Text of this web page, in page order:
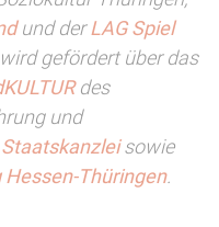
und derLAG Spiel
gefördert über das
des
und
sowie
Thüringen.